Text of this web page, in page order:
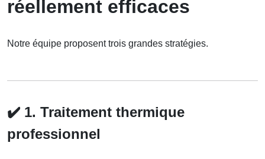
réellement efficaces
Notre équipe proposent trois grandes stratégies.
✔️ 1. Traitement thermique
professionnel